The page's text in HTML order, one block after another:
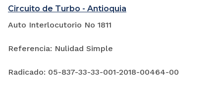
Circuito de Turbo - Antioquia
Auto Interlocutorio No 1811
Referencia: Nulidad Simple
Radicado: 05-837-33-33-001-2018-00464-00